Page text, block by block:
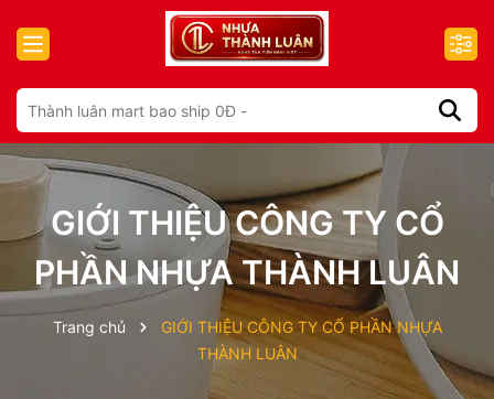
GIỚI THIỆU CÔNG TY CỔ
PHẦN NHỰA THÀNH LUÂN
Trang chủ
GIỚI THIỆU CÔNG TY CỔ PHẦN NHỰA
THÀNH LUÂN